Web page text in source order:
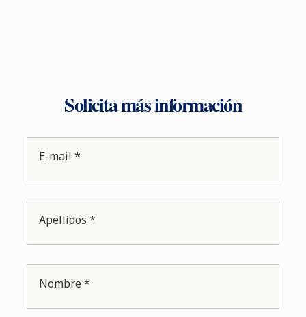
Solicita más información
E-mail *
Apellidos *
Nombre *